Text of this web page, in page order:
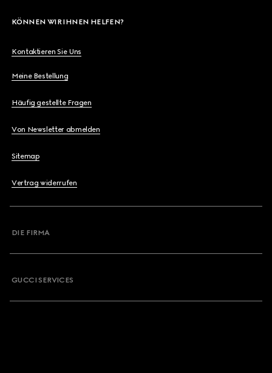
KÖNNEN WIR IHNEN HELFEN?
Kontaktieren Sie Uns
Meine Bestellung
Häufig gestellte Fragen
Von Newsletter abmelden
Sitemap
Vertrag widerrufen
DIE FIRMA
GUCCI SERVICES